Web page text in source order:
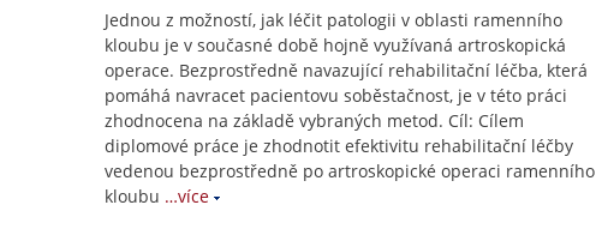
Jednou z možností, jak léčit patologii v oblasti ramenního
kloubu je v současné době hojně využívaná artroskopická
operace. Bezprostředně navazující rehabilitační léčba, která
pomáhá navracet pacientovu soběstačnost, je v této práci
zhodnocena na základě vybraných metod. Cíl: Cílem
diplomové práce je zhodnotit efektivitu rehabilitační léčby
vedenou bezprostředně po artroskopické operaci ramenního
kloubu …více